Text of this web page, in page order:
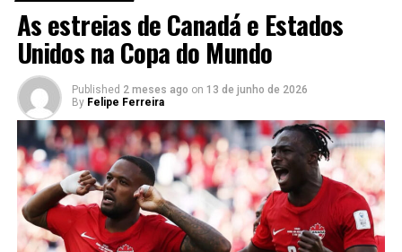
As estreias de Canadá e Estados
Unidos na Copa do Mundo
Published 2 meses ago on 13 de junho de 2026
By Felipe Ferreira